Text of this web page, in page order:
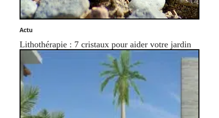
Actu
Lithothérapie : 7 cristaux pour aider votre jardin